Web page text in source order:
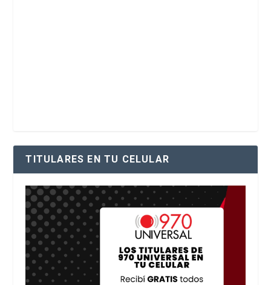
TITULARES EN TU CELULAR